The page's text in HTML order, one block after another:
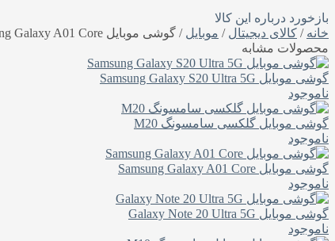
بازخورد درباره این کالا
خانه / کالای دیجیتال / موبایل / گوشی موبایل Samsung Galaxy A01 Core
محصولات مشابه
گوشی موبایل Samsung Galaxy S20 Ultra 5G
ناموجود
گوشی موبایل گلکسی سامسونگ M20
ناموجود
گوشی موبایل Samsung Galaxy A01 Core
ناموجود
گوشی موبایل Galaxy Note 20 Ultra 5G
ناموجود